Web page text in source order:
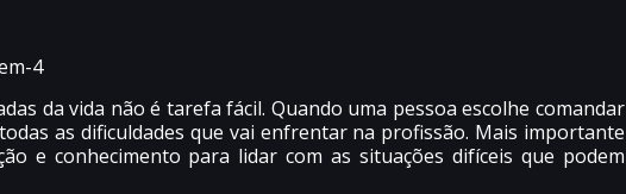
da vida não é tarefa fácil. Quando uma pessoa escolhe comandar
as dificuldades que vai enfrentar na profissão. Mais importante
e conhecimento para lidar com as situações difíceis que podem